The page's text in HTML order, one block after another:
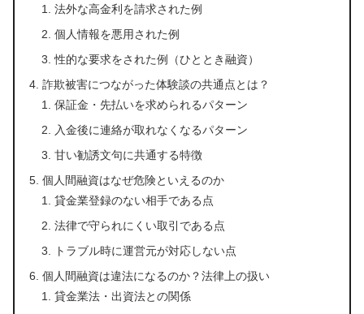
法外な高金利を請求された例
個人情報を悪用された例
性的な要求をされた例（ひととき融資）
詐欺被害につながった体験談の共通点とは？
保証金・先払いを求められるパターン
入金後に連絡が取れなくなるパターン
甘い勧誘文句に共通する特徴
個人間融資はなぜ危険といえるのか
貸金業登録のない相手である点
法律で守られにくい取引である点
トラブル時に運営元が対応しない点
個人間融資は違法になるのか？法律上の扱い
貸金業法・出資法との関係